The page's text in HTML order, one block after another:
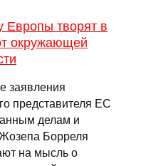
Европы творят в
окружающей
заявления
представителя ЕС
делам и
Борреля
на мысль о